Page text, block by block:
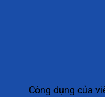
Công dụng của